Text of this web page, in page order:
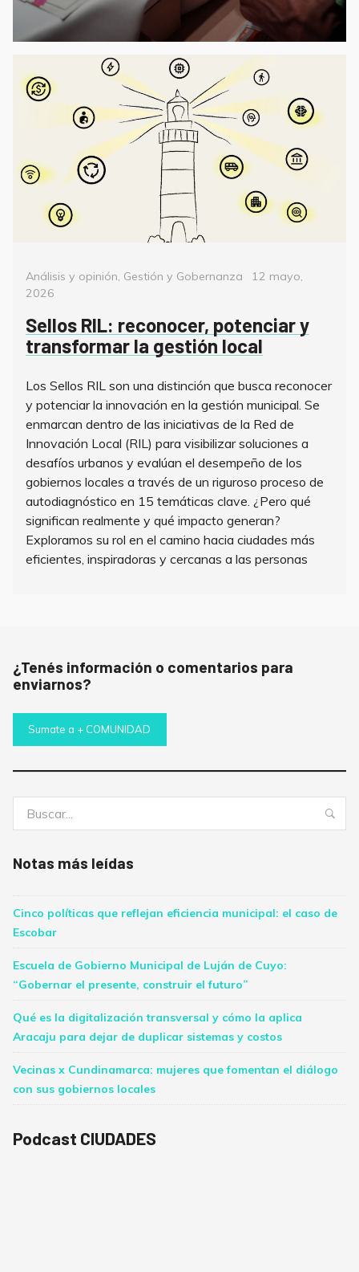
Categorías
Análisis y opinión, Gestión y Gobernanza
Posted
12 mayo,
2026
Sellos RIL: reconocer, potenciar y
transformar la gestión local
Los Sellos RIL son una distinción que busca reconocer
y potenciar la innovación en la gestión municipal. Se
enmarcan dentro de las iniciativas de la Red de
Innovación Local (RIL) para visibilizar soluciones a
desafíos urbanos y evalúan el desempeño de los
gobiernos locales a través de un riguroso proceso de
autodiagnóstico en 15 temáticas clave. ¿Pero qué
significan realmente y qué impacto generan?
Exploramos su rol en el camino hacia ciudades más
eficientes, inspiradoras y cercanas a las personas
¿Tenés información o comentarios para
enviarnos?
Sumate a + COMUNIDAD
Notas más leídas
Cinco políticas que reflejan eficiencia municipal: el caso de
Escobar
Escuela de Gobierno Municipal de Luján de Cuyo:
“Gobernar el presente, construir el futuro”
Qué es la digitalización transversal y cómo la aplica
Aracaju para dejar de duplicar sistemas y costos
Vecinas x Cundinamarca: mujeres que fomentan el diálogo
con sus gobiernos locales
Podcast CIUDADES